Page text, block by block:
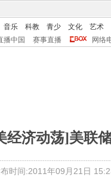
音乐 科教 青少 文化
艺术
播中国 赛事直播 网络
经济动荡]美联
时间:2011年09月21日